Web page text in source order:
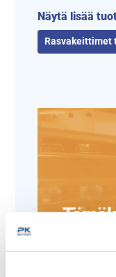
Näytä lisää
Rasvakeittimet